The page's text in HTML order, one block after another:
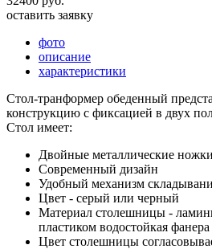
оставить заявку
фото
описание
характеристики
Стол-транформер обеденный
конструкцию с фиксацией в двух
Стол имеет:
Двойные металлические ножки
Современный дизайн
Удобный механизм
Цвет - серый или черный
Материал столешницы -
пластиком водостойкая
Цвет столешницы